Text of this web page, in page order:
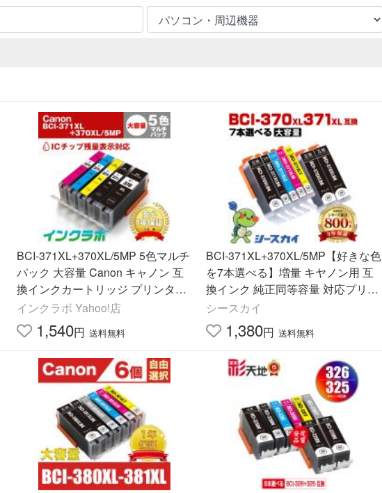
BCI-371XL+370XL/5MP 5色マルチ
パック 大容量 Canon キャノン 互
換インクカートリッジ プリンター
インク ICチップ・残量検知対応
インクラボ Yahoo!店
1,540円 送料無料
BCI-371XL+370XL/5MP【好きな色
を7本選べる】増量 キヤノン用 互
換インク 純正同等容量 対応プリン
ター：PIXUS TS9030 TS8030 TS
6030(BCI-370 BCI-371)
シースカイ
1,380円 送料無料